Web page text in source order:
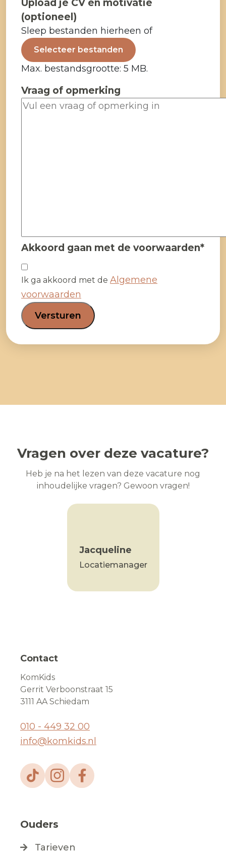
Upload je CV en motivatie
(optioneel)
Sleep bestanden hierheen of
Selecteer bestanden
Max. bestandsgrootte: 5 MB.
Vraag of opmerking
Akkoord gaan met de voorwaarden*
Ik ga akkoord met de Algemene
voorwaarden
Vragen over deze vacature?
Heb je na het lezen van deze vacature nog
inhoudelijke vragen? Gewoon vragen!
Jacqueline
Locatiemanager
Contact
KomKids
Gerrit Verboonstraat 15
3111 AA Schiedam
010 - 449 32 00
info@komkids.nl
Ouders
Tarieven